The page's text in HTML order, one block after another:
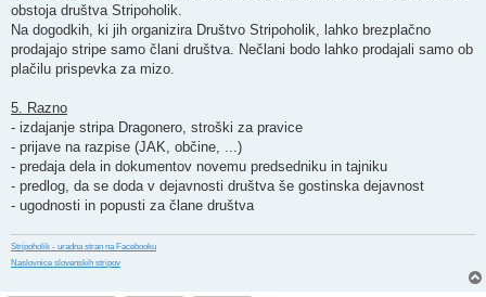
obstoja društva Stripoholik.
Na dogodkih, ki jih organizira Društvo Stripoholik, lahko brezplačno
prodajajo stripe samo člani društva. Nečlani bodo lahko prodajali samo ob
plačilu prispevka za mizo.
5. Razno
- izdajanje stripa Dragonero, stroški za pravice
- prijave na razpise (JAK, občine, ...)
- predaja dela in dokumentov novemu predsedniku in tajniku
- predlog, da se doda v dejavnosti društva še gostinska dejavnost
- ugodnosti in popusti za člane društva
Stripoholik - uradna stran na Facebooku
Naslovnice slovenskih stripov